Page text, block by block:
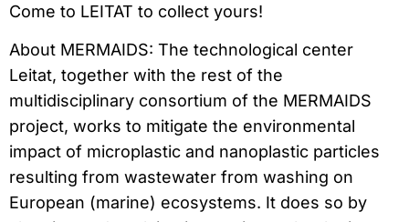
Come to LEITAT to collect yours!
About MERMAIDS: The technological center
Leitat, together with the rest of the
multidisciplinary consortium of the MERMAIDS
project, works to mitigate the environmental
impact of microplastic and nanoplastic particles
resulting from wastewater from washing on
European (marine) ecosystems. It does so by